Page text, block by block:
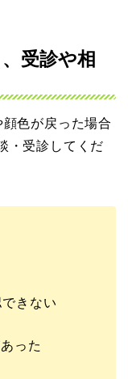
受診や相
色が戻った場合
・受診してくだ
きない
った